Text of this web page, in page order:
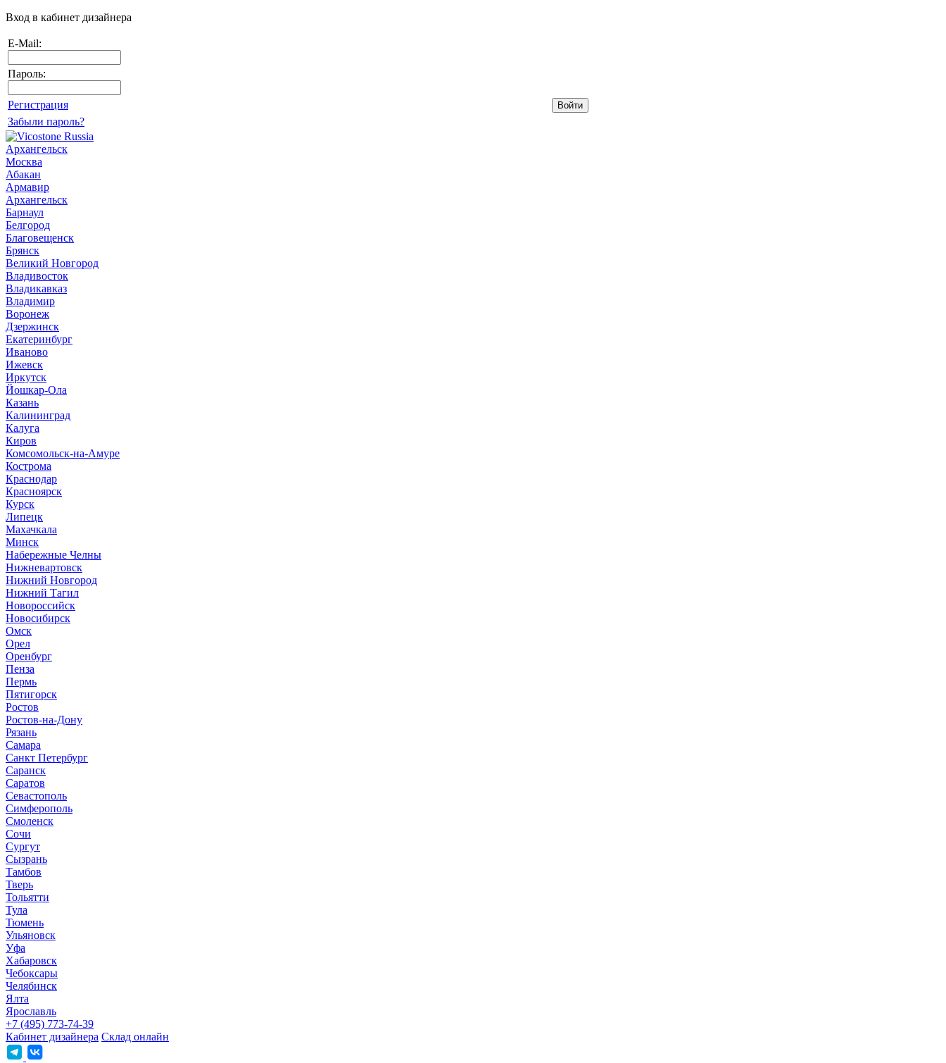
Вход в кабинет дизайнера
E-Mail:
Пароль:
Регистрация
Забыли пароль?
Архангельск
Москва
Абакан
Армавир
Архангельск
Барнаул
Белгород
Благовещенск
Брянск
Великий Новгород
Владивосток
Владикавказ
Владимир
Воронеж
Дзержинск
Екатеринбург
Иваново
Ижевск
Иркутск
Йошкар-Ола
Казань
Калининград
Калуга
Киров
Комсомольск-на-Амуре
Кострома
Краснодар
Красноярск
Курск
Липецк
Махачкала
Минск
Набережные Челны
Нижневартовск
Нижний Новгород
Нижний Тагил
Новороссийск
Новосибирск
Омск
Орел
Оренбург
Пенза
Пермь
Пятигорск
Ростов
Ростов-на-Дону
Рязань
Самара
Санкт Петербург
Саранск
Саратов
Севастополь
Симферополь
Смоленск
Сочи
Сургут
Сызрань
Тамбов
Тверь
Тольятти
Тула
Тюмень
Ульяновск
Уфа
Хабаровск
Чебоксары
Челябинск
Ялта
Ярославль
+7 (495) 773-74-39
Кабинет дизайнера Склад онлайн